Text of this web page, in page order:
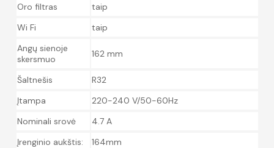
Oro filtras
taip
Wi Fi
taip
Angų sienoje
skersmuo
162 mm
Šaltnešis
R32
Įtampa
220-240 V/50-60Hz
Nominali srovė
4.7 A
Įrenginio aukštis:
164mm